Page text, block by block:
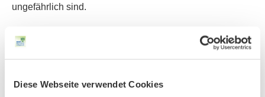
Diese Webseite verwendet Cookies
ungefährlich sind.
„Wer rund um Haus und Balkon auf Pestizide
verzichtet, leistet einen aktiven Beitrag zum
Viele vermeintliche „Unkräuter“ sind wichtige